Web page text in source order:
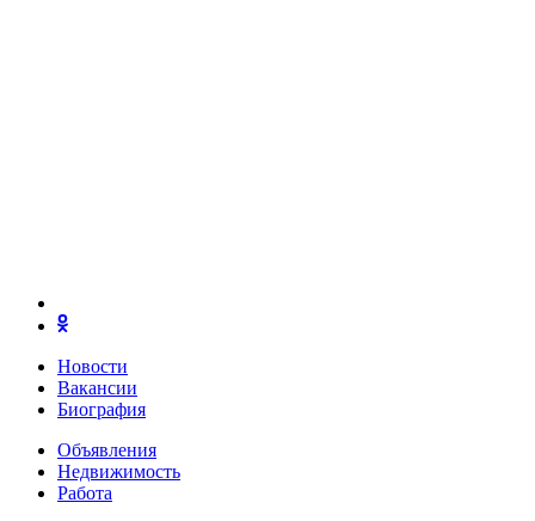
Новости
Вакансии
Биография
Объявления
Недвижимость
Работа